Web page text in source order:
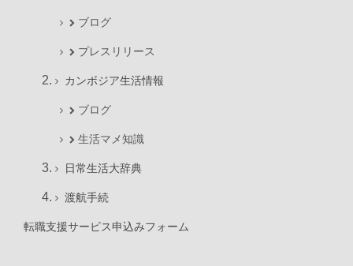
ブログ
プレスリリース
カンボジア生活情報
ブログ
生活マメ知識
日常生活大辞典
渡航手続
転職支援サービス申込みフォーム